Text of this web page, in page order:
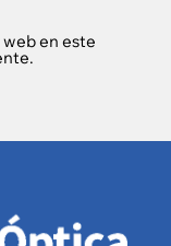
en este